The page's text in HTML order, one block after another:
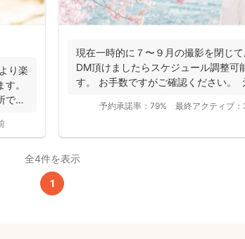
り楽
す。
で撮
現在一時的に７〜９月の撮影を閉じて
DM頂けましたらスケジュール調整可
す。 お手数ですがご確認ください。
予約承諾率： 79% 最終アクティブ：
全4件を表示
1
込めました